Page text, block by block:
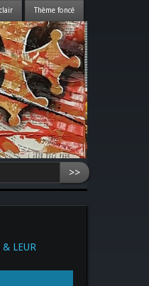
>>
& LEUR